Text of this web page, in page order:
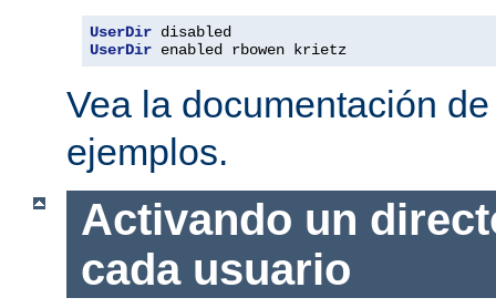
UserDir
UserDir enabled rbowen krietz
Vea la documentación
ejemplos.
Activando un
cada usuario